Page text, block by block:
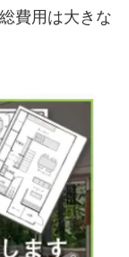
費用は大きな